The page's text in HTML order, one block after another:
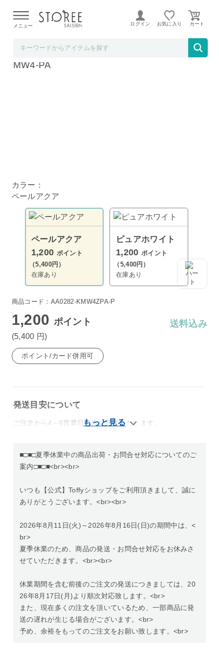
よる配送遅延が発生しております。
メニュー ログイン お気に入り
Toffy 電子レンジ用 グリル鍋 ペールアクア K-
MW4-PA
カラー：
ペールアクア
ペールアクア
1,200 ポイント
（5,400円）
在庫あり
ピュアホワイト
1,200 ポイント
（5,400円）
在庫あり
商品コード：AA0282-KMW4ZPA-P
1,200 ポイント
(5,400 円)
送料込み
ポイント/カード併用可
発送目安について
ご注文から4～6営業日以内に発送いたします。
■□■□夏季休業中の商品出荷・お問合せ対応についてのご
案内□■□■<br><br>
いつも【公式】Toffyショップをご利用頂きまして、誠に
ありがとうございます。<br><br>
2026年8月11日(火)～2026年8月16日(日)の期間中は、<
br>
夏季休業のため、商品の発送・お問合せ対応をお休みさ
せていただきます。<br><br>
休業期間を含む前後のご注文の発送につきましては、20
26年8月17日(月)より順次対応致します。<br>
また、現在多くの注文を頂いているため、一部商品に発
送の遅れが生じる場合がございます。<br>
予め、余裕をもってのご注文をお願い致します。<br>